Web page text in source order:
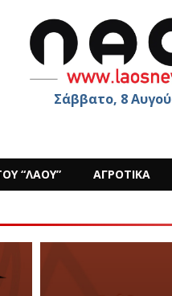
Σάββατο, 8
“ΛΑΟΥ” ΑΓΡΟΤΙΚΑ